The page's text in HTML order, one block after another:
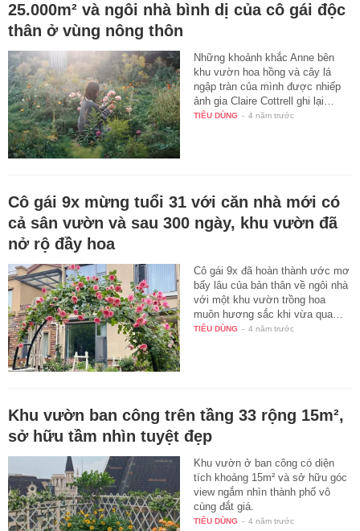
25.000m² và ngôi nhà bình dị của cô gái độc
thân ở vùng nông thôn
Những khoảnh khắc Anne bên
khu vườn hoa hồng và cây lá
ngập tràn của mình được nhiếp
ảnh gia Claire Cottrell ghi lại…
TIÊU DÙNG - 4 năm trước
Cô gái 9x mừng tuổi 31 với căn nhà mới có
cả sân vườn và sau 300 ngày, khu vườn đã
nở rộ đầy hoa
Cô gái 9x đã hoàn thành ước mơ
bấy lâu của bản thân về ngôi nhà
với một khu vườn trồng hoa
muôn hương sắc khi vừa qua…
TIÊU DÙNG - 4 năm trước
Khu vườn ban công trên tầng 33 rộng 15m²,
sở hữu tầm nhìn tuyệt đẹp
Khu vườn ở ban công có diện
tích khoảng 15m² và sở hữu góc
view ngắm nhìn thành phố vô
cùng đắt giá.
TIÊU DÙNG - 4 năm trước